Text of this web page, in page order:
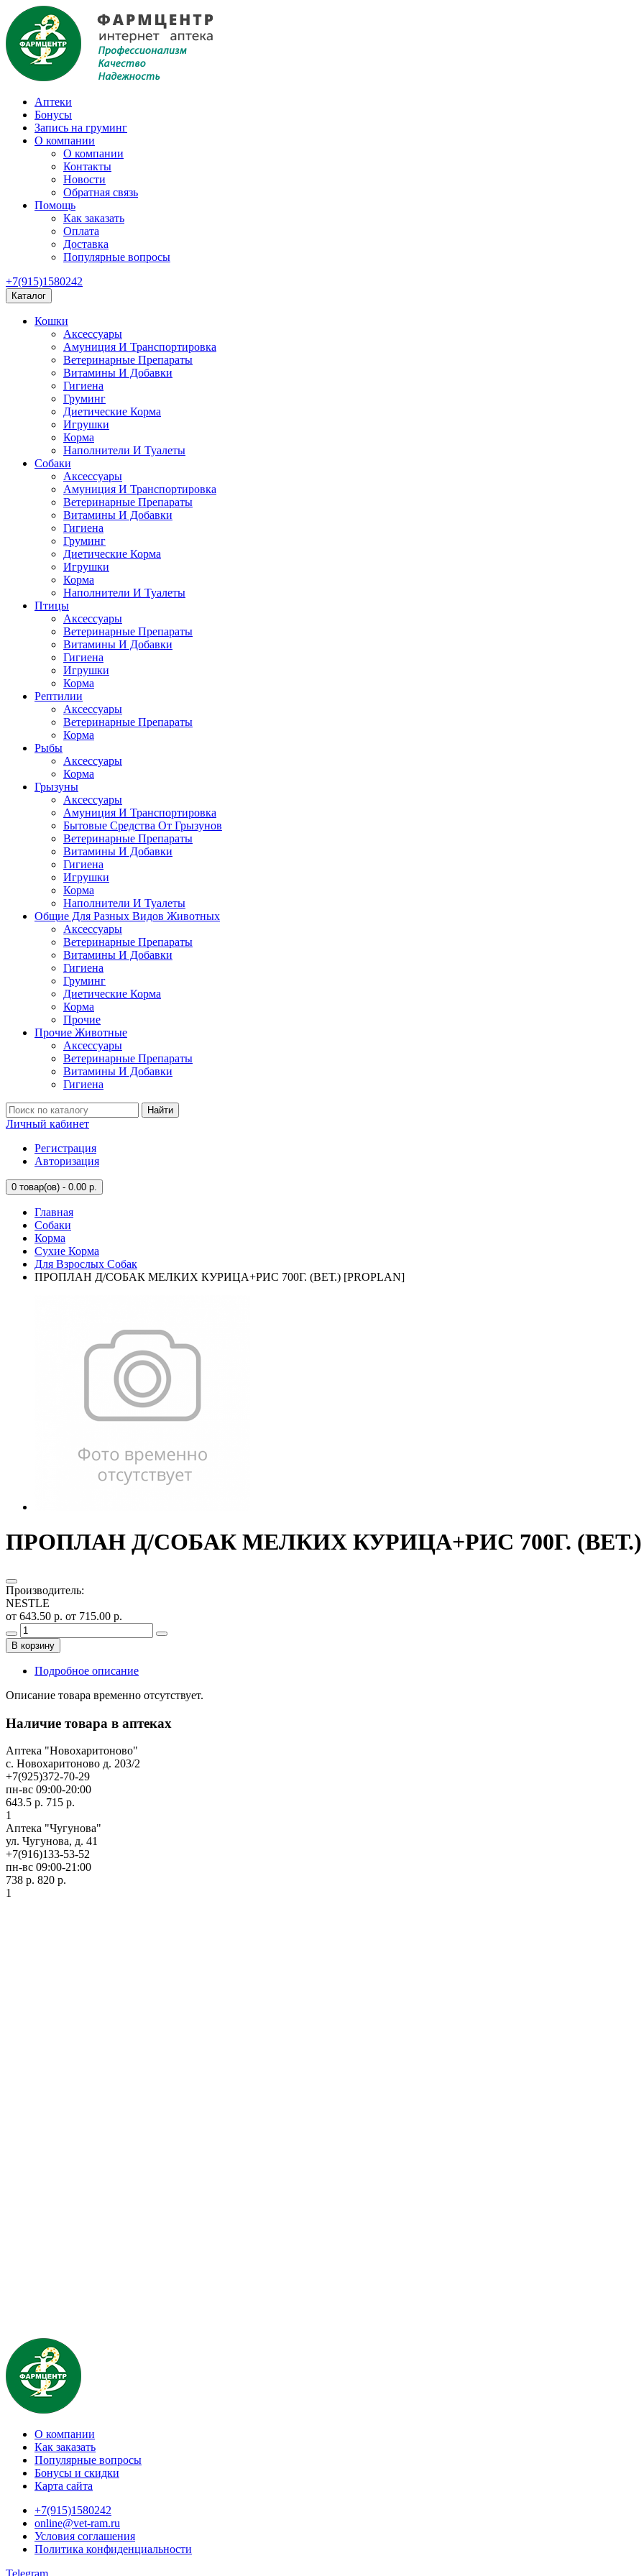
Аптеки
Бонусы
Запись на груминг
О компании
О компании
Контакты
Новости
Обратная связь
Помощь
Как заказать
Оплата
Доставка
Популярные вопросы
+7(915)1580242
Каталог
Кошки
Аксессуары
Амуниция И Транспортировка
Ветеринарные Препараты
Витамины И Добавки
Гигиена
Груминг
Диетические Корма
Игрушки
Корма
Наполнители И Туалеты
Собаки
Аксессуары
Амуниция И Транспортировка
Ветеринарные Препараты
Витамины И Добавки
Гигиена
Груминг
Диетические Корма
Игрушки
Корма
Наполнители И Туалеты
Птицы
Аксессуары
Ветеринарные Препараты
Витамины И Добавки
Гигиена
Игрушки
Корма
Рептилии
Аксессуары
Ветеринарные Препараты
Корма
Рыбы
Аксессуары
Корма
Грызуны
Аксессуары
Амуниция И Транспортировка
Бытовые Средства От Грызунов
Ветеринарные Препараты
Витамины И Добавки
Гигиена
Игрушки
Корма
Наполнители И Туалеты
Общие Для Разных Видов Животных
Аксессуары
Ветеринарные Препараты
Витамины И Добавки
Гигиена
Груминг
Диетические Корма
Корма
Прочие
Прочие Животные
Аксессуары
Ветеринарные Препараты
Витамины И Добавки
Гигиена
Найти
Личный кабинет
Регистрация
Авторизация
0 товар(ов) - 0.00 р.
Главная
Собаки
Корма
Сухие Корма
Для Взрослых Собак
ПРОПЛАН Д/СОБАК МЕЛКИХ КУРИЦА+РИС 700Г. (ВЕТ.) [PROPLAN]
ПРОПЛАН Д/СОБАК МЕЛКИХ КУРИЦА+РИС 700Г. (ВЕТ.)
Производитель:
NESTLE
от 643.50 р. от 715.00 р.
В корзину
Подробное описание
Описание товара временно отсутствует.
Наличие товара в аптеках
Аптека "Новохаритоново"
c. Новохаритоново д. 203/2
+7(925)372-70-29
пн-вс 09:00-20:00
643.5 р. 715 р.
1
Аптека "Чугунова"
ул. Чугунова, д. 41
+7(916)133-53-52
пн-вс 09:00-21:00
738 р. 820 р.
1
О компании
Как заказать
Популярные вопросы
Бонусы и скидки
Карта сайта
+7(915)1580242
online@vet-ram.ru
Условия соглашения
Политика конфиденциальности